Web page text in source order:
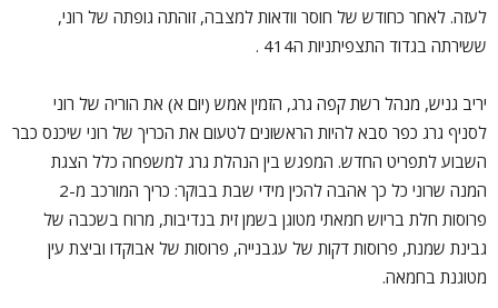
לעזה. לאחר כחודש של חוסר וודאות למצבה, זוהתה גופתה של רוני,
ששירתה בגדוד התצפיתניות ה414 .
יריב גניש, מנהל רשת קפה גרג, הזמין אמש (יום א) את הוריה של רוני
לסניף גרג כפר סבא להיות הראשונים לטעום את הכריך של רוני שיכנס כבר
השבוע לתפריט החדש. המפגש בין הנהלת גרג למשפחה כלל הצגת
המנה שרוני כל כך אהבה להכין מידי שבת בבוקר: כריך המורכב מ-2
פרוסות חלת בריוש חמאתי מטוגן בשמן זית בנדיבות, מרוח בשכבה של
גבינת שמנת, פרוסות דקות של עגבנייה, פרוסות של אבוקדו וביצת עין
מטוגנת בחמאה.